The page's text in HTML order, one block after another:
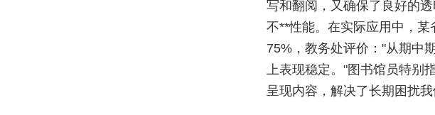
写和翻阅，又确保了良好的
不**性能。在实际应用中，
75%，教务处评价："从期中
上表现稳定。"图书馆员特别
呈现内容，解决了长期困扰